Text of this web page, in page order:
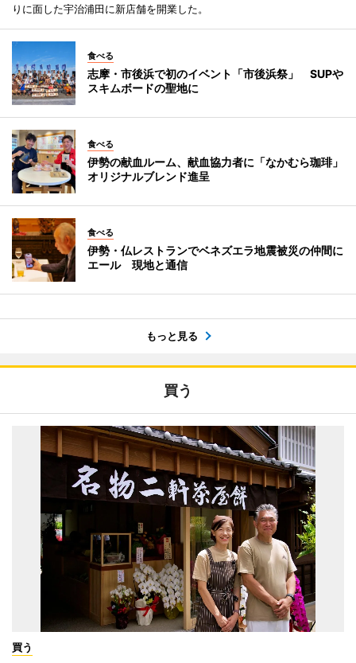
りに面した宇治浦田に新店舗を開業した。
食べる
志摩・市後浜で初のイベント「市後浜祭」 SUPや
スキムボードの聖地に
食べる
伊勢の献血ルーム、献血協力者に「なかむら珈琲」
オリジナルブレンド進呈
食べる
伊勢・仏レストランでベネズエラ地震被災の仲間に
エール 現地と通信
もっと見る
買う
買う